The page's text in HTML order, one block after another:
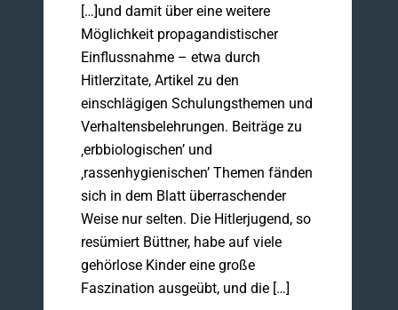
[…]und damit über eine weitere
Möglichkeit propagandistischer
Einflussnahme – etwa durch
Hitlerzitate, Artikel zu den
einschlägigen Schulungsthemen und
Verhaltensbelehrungen. Beiträge zu
‚erbbiologischen’ und
‚rassenhygienischen’ Themen fänden
sich in dem Blatt überraschender
Weise nur selten. Die Hitlerjugend, so
resümiert Büttner, habe auf viele
gehörlose Kinder eine große
Faszination ausgeübt, und die […]